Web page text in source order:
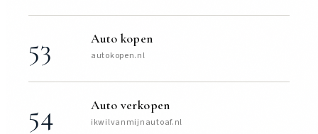
53 Auto kopen
autokopen.nl
54 Auto verkopen
ikwilvanmijnautoaf.nl